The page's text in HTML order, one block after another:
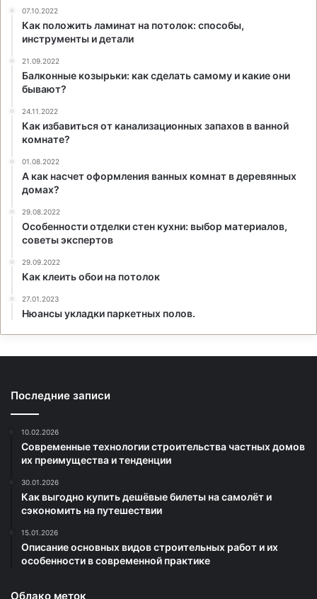
07.10.2022
Как положить ламинат на потолок: способы,
инструменты и детали
21.09.2022
Балконные козырьки: как сделать самому и какие они
бывают?
24.11.2022
Как избавиться от канализационных запахов в ванной
комнате?
01.08.2022
А как насчет оформления ванных комнат в деревянных
домах?
29.08.2022
Особенности отделки стен кухни: выбор материалов,
советы экспертов
29.09.2022
Как клеить обои на потолок
27.01.2023
Нюансы укладки паркетных полов.
Последние записи
10.02.2026
Современные технологии строительства частных домов
их преимущества и тенденции
30.01.2026
Как выгодно купить дешёвые билеты на самолёт и
сэкономить на путешествии
15.01.2026
Описание основных видов строительных работ и их
особенности в современной практике
Облако меток